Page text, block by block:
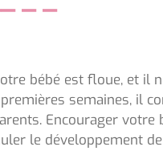
bébé est floue, et il
semaines, il
Encourager votre
le développement